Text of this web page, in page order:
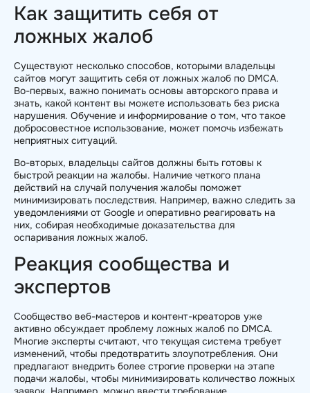
Как защитить себя от
ложных жалоб
Существуют несколько способов, которыми владельцы
сайтов могут защитить себя от ложных жалоб по DMCA.
Во-первых, важно понимать основы авторского права и
знать, какой контент вы можете использовать без риска
нарушения. Обучение и информирование о том, что такое
добросовестное использование, может помочь избежать
неприятных ситуаций.
Во-вторых, владельцы сайтов должны быть готовы к
быстрой реакции на жалобы. Наличие четкого плана
действий на случай получения жалобы поможет
минимизировать последствия. Например, важно следить за
уведомлениями от Google и оперативно реагировать на
них, собирая необходимые доказательства для
оспаривания ложных жалоб.
Реакция сообщества и
экспертов
Сообщество веб-мастеров и контент-креаторов уже
активно обсуждает проблему ложных жалоб по DMCA.
Многие эксперты считают, что текущая система требует
изменений, чтобы предотвратить злоупотребления. Они
предлагают внедрить более строгие проверки на этапе
подачи жалобы, чтобы минимизировать количество ложных